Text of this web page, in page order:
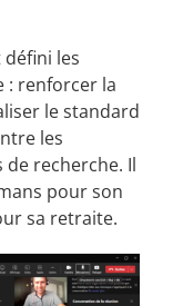
défini les
: renforcer la
le standard
les
recherche. Il
pour son
sa retraite.